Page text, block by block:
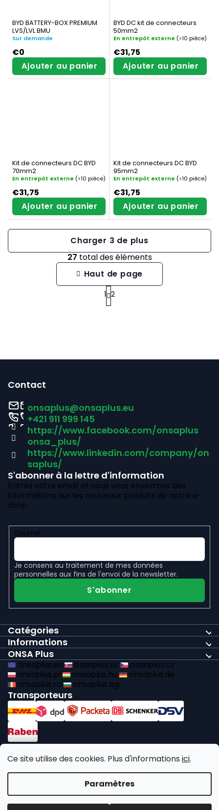
Ce site utilise des cookies. Plus d'informations ici.
Paramètres
BYD BATTERY-BOX PREMIUM
LVS/LVL BMU
Sur demande
€0
Ajouter au panier
BYD DC kit de connecteurs
50mm2
En entrepôt externe (>10 pièce)
€31,75
Ajouter au panier
Kit de connecteurs DC BYD
70mm2
En entrepôt externe (>10 pièce)
€31,75
Ajouter au panier
Kit de connecteurs DC BYD
95mm2
En entrepôt externe (>10 pièce)
€31,75
Ajouter au panier
C
o
n
e
s
i
s
t
e
Charger 3 de plus
P
n
o
n
1 2
27 total des éléments
Haut de page
p
a
g
Contact
onsaplus@onsaplus.eu
+421 911 999 145
https://www.facebook.com/onsaplus
onsa_plus/
https://www.linkedin.com/company/on
saplus/
S'abonner à la lettre d'information
Entrez votre email et nous vous enverrons des
informations sur les nouveaux produits de notre e-
shop.
Courriel
Je consens au traitement de mes données
personnelles aux fins de l'envoi de la newsletter.
S'abonner
Catégories
Informations
ONSA Plus
onsaplus.eu onsaplus.sk
onsaplus.cz
onsaplus.pl
onsaplus.hu
onsaplus.de
onsaplus.ro
onsaplus.bg
Transporteurs
Paiements